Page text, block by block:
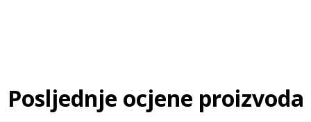
Posljednje ocjene proizvoda